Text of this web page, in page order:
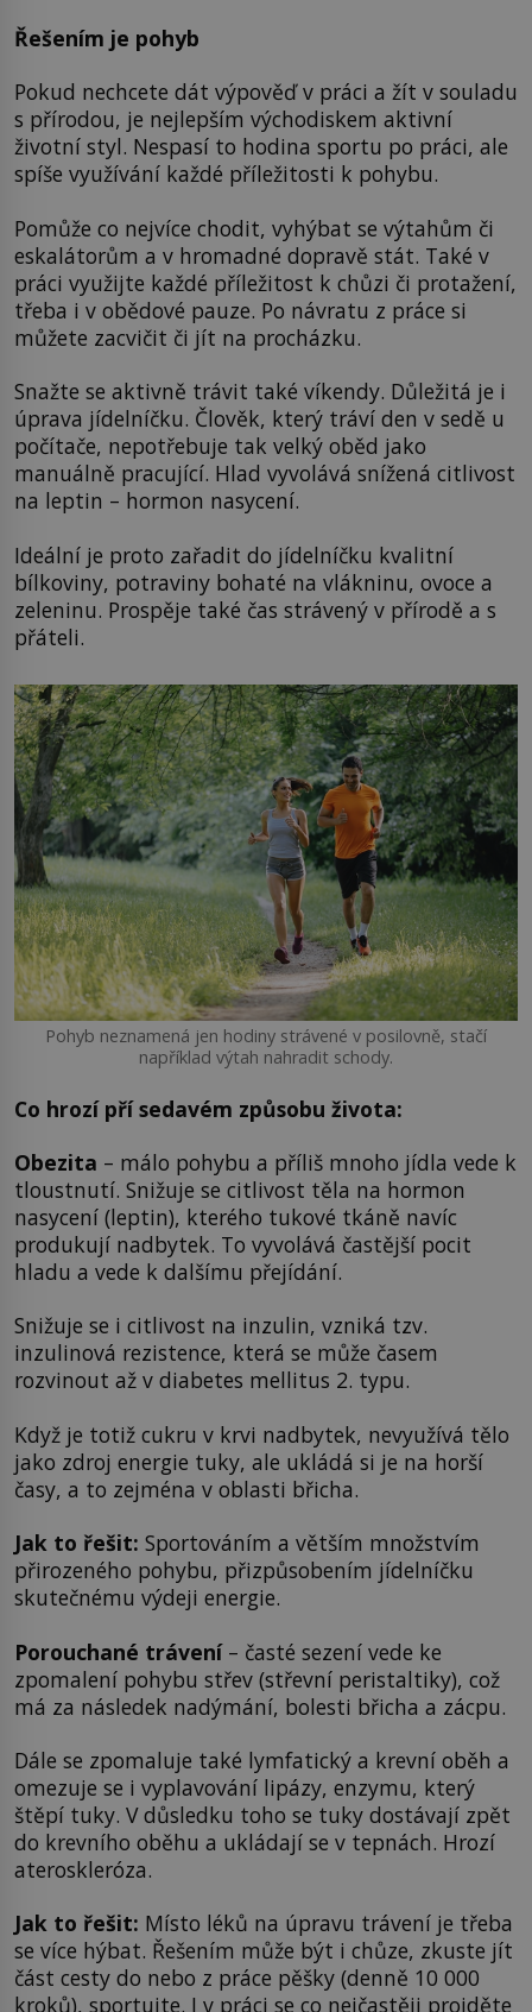
Řešením je pohyb
Pokud nechcete dát výpověď v práci a žít v souladu
s přírodou, je nejlepším východiskem aktivní
životní styl. Nespasí to hodina sportu po práci, ale
spíše využívání každé příležitosti k pohybu.
Pomůže co nejvíce chodit, vyhýbat se výtahům či
eskalátorům a v hromadné dopravě stát. Také v
práci využijte každé příležitost k chůzi či protažení,
třeba i v obědové pauze. Po návratu z práce si
můžete zacvičit či jít na procházku.
Snažte se aktivně trávit také víkendy. Důležitá je i
úprava jídelníčku. Člověk, který tráví den v sedě u
počítače, nepotřebuje tak velký oběd jako
manuálně pracující. Hlad vyvolává snížená citlivost
na leptin – hormon nasycení.
Ideální je proto zařadit do jídelníčku kvalitní
bílkoviny, potraviny bohaté na vlákninu, ovoce a
zeleninu. Prospěje také čas strávený v přírodě a s
přáteli.
Pohyb neznamená jen hodiny strávené v posilovně, stačí
například výtah nahradit schody.
Co hrozí pří sedavém způsobu života:
Obezita – málo pohybu a příliš mnoho jídla vede k
tloustnutí. Snižuje se citlivost těla na hormon
nasycení (leptin), kterého tukové tkáně navíc
produkují nadbytek. To vyvolává častější pocit
hladu a vede k dalšímu přejídání.
Snižuje se i citlivost na inzulin, vzniká tzv.
inzulinová rezistence, která se může časem
rozvinout až v diabetes mellitus 2. typu.
Když je totiž cukru v krvi nadbytek, nevyužívá tělo
jako zdroj energie tuky, ale ukládá si je na horší
časy, a to zejména v oblasti břicha.
Jak to řešit: Sportováním a větším množstvím
přirozeného pohybu, přizpůsobením jídelníčku
skutečnému výdeji energie.
Porouchané trávení– časté sezení vede ke
zpomalení pohybu střev (střevní peristaltiky), což
má za následek nadýmání, bolesti břicha a zácpu.
Dále se zpomaluje také lymfatický a krevní oběh a
omezuje se i vyplavování lipázy, enzymu, který
štěpí tuky. V důsledku toho se tuky dostávají zpět
do krevního oběhu a ukládají se v tepnách. Hrozí
ateroskleróza.
Jak to řešit: Místo léků na úpravu trávení je třeba
se více hýbat. Řešením může být i chůze, zkuste jít
část cesty do nebo z práce pěšky (denně 10 000
kroků), sportujte. I v práci se co nejčastěji projděte